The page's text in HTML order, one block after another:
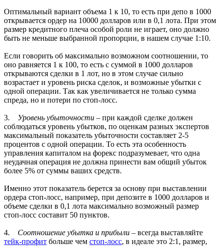
Оптимальный вариант объема 1 к 10, то есть при депо в 1000
открывается ордер на 10000 долларов или в 0,1 лота. При этом
размер кредитного плеча особой роли не играет, оно должно
быть не меньше выбранной пропорции, в нашем случае 1:10.
Если говорить об максимально возможном соотношении, то
оно равняется 1 к 100, то есть с суммой в 1000 долларов
открываются сделки в 1 лот, но в этом случае сильно
возрастает и уровень риска сделок, и возможные убытки с
одной операции. Так как увеличивается не только сумма
спреда, но и потери по стоп-лосс.
3. Уровень убыточности – при каждой сделке должен
соблюдаться уровень убытков, по оценкам разных экспертов
максимальный показатель убыточности составляет 2-5
процентов с одной операции. То есть эта особенность
управления капиталом на форекс подразумевает, что одна
неудачная операция не должна принести вам общий убыток
более 5% от суммы ваших средств.
Именно этот показатель берется за основу при выставлении
ордера стоп-лосс, например, при депозите в 1000 долларов и
объеме сделки в 0,1 лота максимально возможный размер
стоп-лосс составит 50 пунктов.
4. Соотношение убытка и прибыли – всегда выставляйте
тейк-профит больше чем стоп-лосс, в идеале это 2:1, размер,